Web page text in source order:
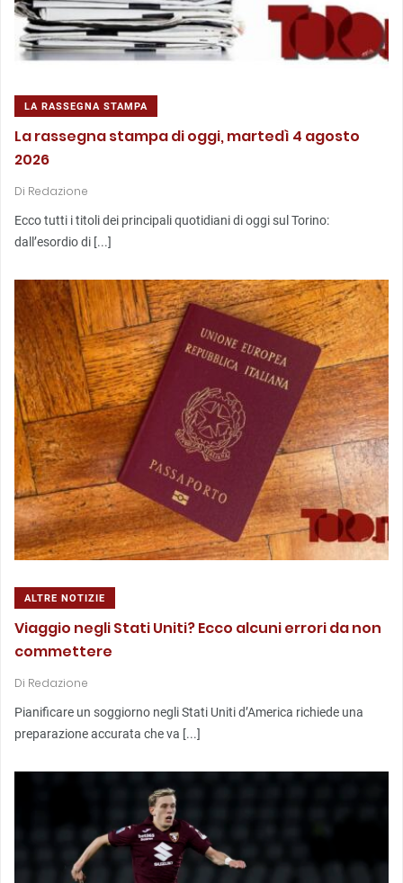
LA RASSEGNA STAMPA
La rassegna stampa di oggi, martedì 4 agosto
2026
Di Redazione
Ecco tutti i titoli dei principali quotidiani di oggi sul Torino:
dall’esordio di [...]
ALTRE NOTIZIE
Viaggio negli Stati Uniti? Ecco alcuni errori da non
commettere
Di Redazione
Pianificare un soggiorno negli Stati Uniti d’America richiede una
preparazione accurata che va [...]